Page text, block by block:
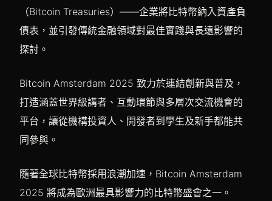
（Bitcoin Treasuries）——企業將比特幣納入資產負
債表，並引發傳統金融領域對最佳實踐與長遠影響的
探討。
Bitcoin Amsterdam 2025 致力於連結創新與普及，
打造涵蓋世界級講者、互動環節與多層次交流機會的
平台，讓從機構投資人、開發者到學生及新手都能共
同參與。
隨著全球比特幣採用浪潮加速，Bitcoin Amsterdam
2025 將成為歐洲最具影響力的比特幣盛會之一。